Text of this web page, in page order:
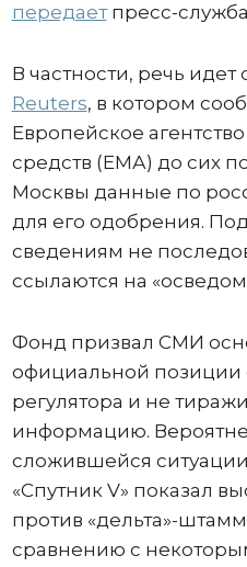
передаетпресс-
В частности, речь идет
Reuters, в котором
Европейское
средств (ЕМА) до сих
Москвы данные по
для его одобрения.
сведениям не
ссылаются на
Фонд призвал СМИ
официальной позиции
регулятора и не
информацию.
сложившейся ситуации
«Спутник V» показал
против «дельта»-
сравнению с